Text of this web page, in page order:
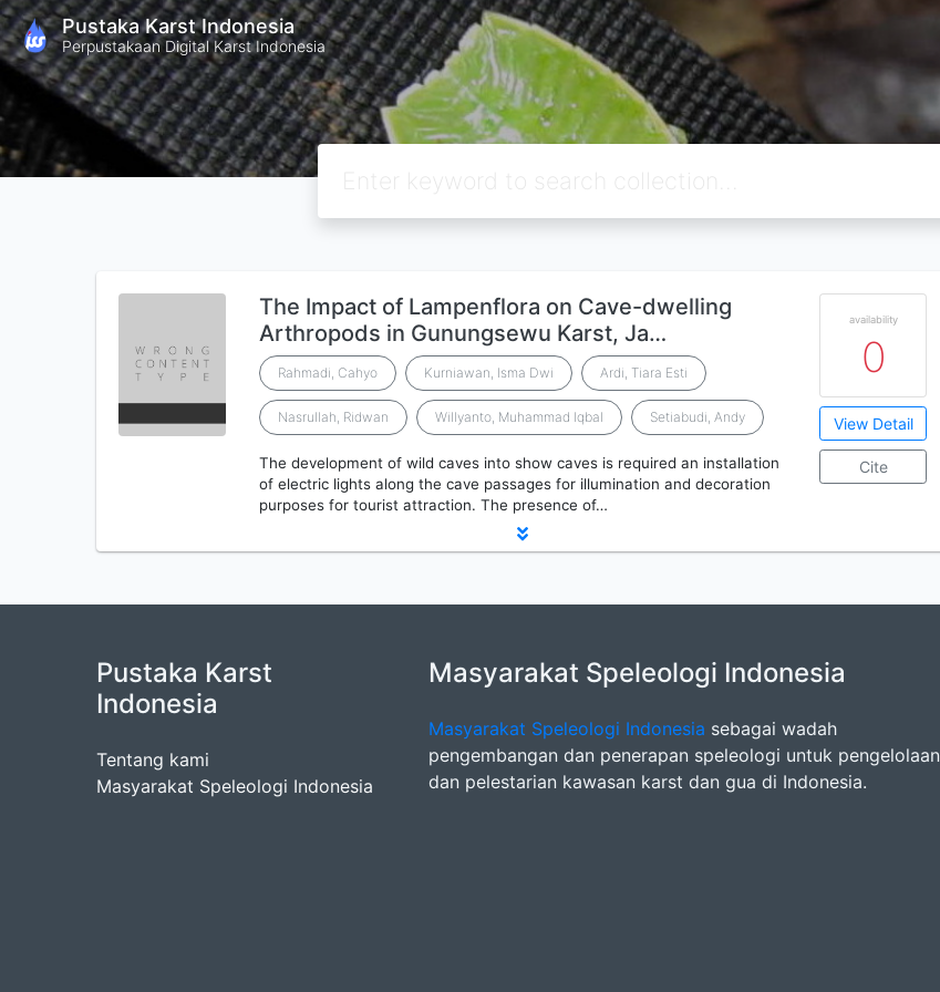
Pustaka Karst Indonesia
Perpustakaan Digital Karst Indonesia
The Impact of Lampenflora on Cave-dwelling
Arthropods in Gunungsewu Karst, Ja…
Rahmadi, Cahyo Kurniawan, Isma Dwi Ardi, Tiara Esti
Nasrullah, Ridwan Willyanto, Muhammad Iqbal Setiabudi, Andy
The development of wild caves into show caves is required an installation
of electric lights along the cave passages for illumination and decoration
purposes for tourist attraction. The presence of…
availability
0
View Detail
Cite
Pustaka Karst
Indonesia
Tentang kami
Masyarakat Speleologi Indonesia
Masyarakat Speleologi Indonesia
Masyarakat Speleologi Indonesia sebagai wadah
pengembangan dan penerapan speleologi untuk pengelolaan
dan pelestarian kawasan karst dan gua di Indonesia.